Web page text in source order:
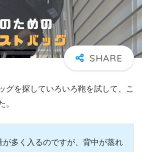
グを探していろいろ鞄を試して、こ
。
が多く入るのですが、背中が蒸れ